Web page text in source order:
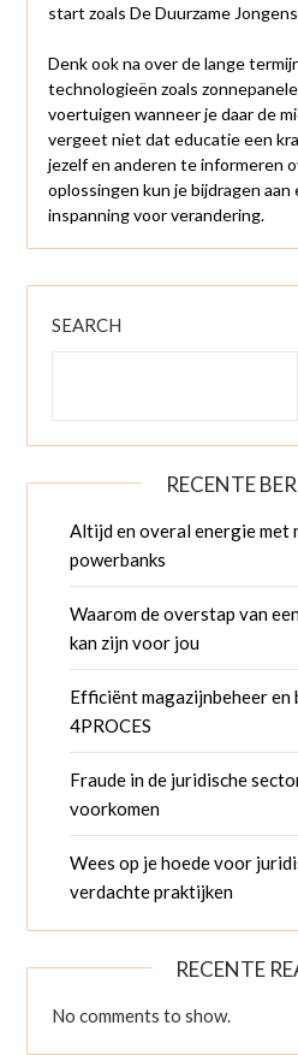
start zoals De Duurzame
Denk ook na over de lange
technologieën zoals
voertuigen wanneer je daar de
vergeet niet dat educatie een
jezelf en anderen te informeren
oplossingen kun je bijdragen
inspanning voor verandering.
SEARCH
RECENTE
Altijd en overal energie met
powerbanks
Waarom de overstap van
kan zijn voor jou
Efficiënt magazijnbeheer
4PROCES
Fraude in de juridische
voorkomen
Wees op je hoede voor
verdachte praktijken
RECENTE
No comments to show.